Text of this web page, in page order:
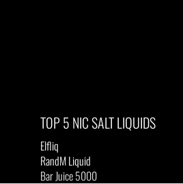
TOP 5 NIC SALT LIQUIDS
Elfliq
RandM Liquid
Bar Juice 5000